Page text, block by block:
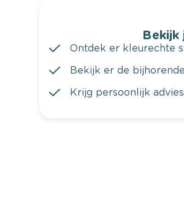
Bekijk
Ontdek er kleurechte
Bekijk er de
Krijg persoonlijk